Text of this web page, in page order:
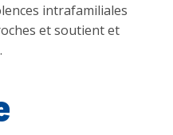
intrafamiliales
et soutient et